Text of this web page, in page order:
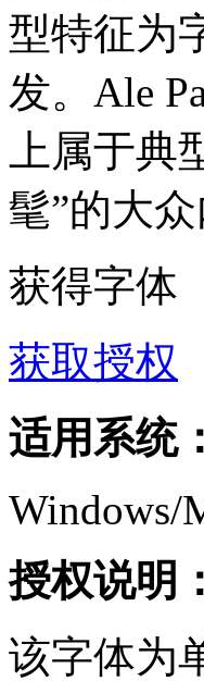
型特征为
发。Ale
上属于
髦”的大
获得字体
获取授权
适用系统：
Windows/
授权说明：
该字体为